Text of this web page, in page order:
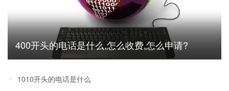
400开头的电话是什么,怎么收费,怎么申请?
1010开头的电话是什么